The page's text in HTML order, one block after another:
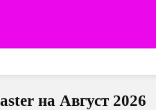
на Август 2026